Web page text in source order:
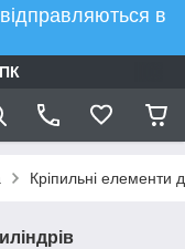
в
Кріпильні елементи